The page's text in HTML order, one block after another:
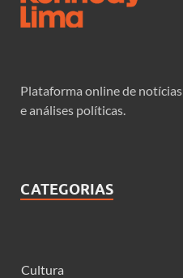
Plataforma online de notícias
e análises políticas.
CATEGORIAS
Cultura